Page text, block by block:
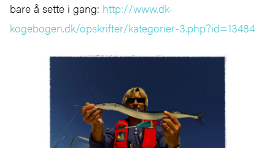
bare å sette i gang: http://www.dk-
kogebogen.dk/opskrifter/kategorier-3.php?id=13484